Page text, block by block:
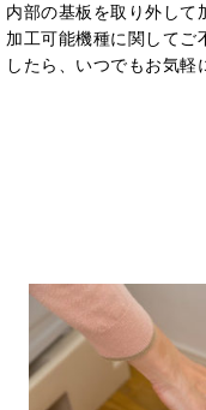
内部の基板を取り外して
加工可能機種に関してご
したら、いつでもお気軽